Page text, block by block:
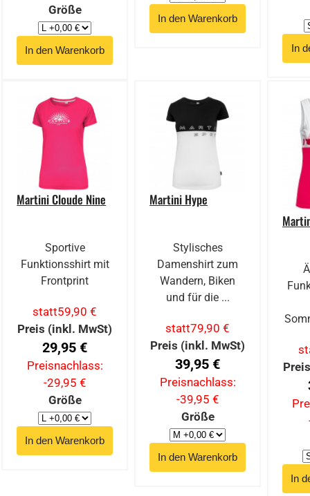
Größe
Martini Cloude Nine
Sportive
Funktionsshirt mit
Frontprint
statt59,90 €
Preis (inkl. MwSt)
29,95 €
Preisnachlass:
-29,95 €
Größe
Martini Hype
Stylisches
Damenshirt zum
Wandern, Biken
und für die ...
statt79,90 €
Preis (inkl. MwSt)
39,95 €
Preisnachlass:
-39,95 €
Größe